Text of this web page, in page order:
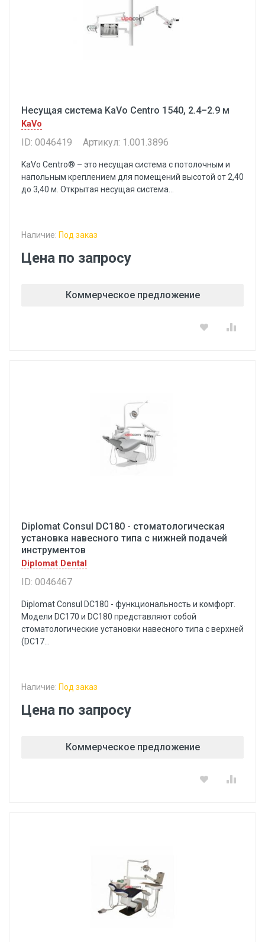
Несущая система KaVo Centro 1540, 2.4–2.9 м
KaVo
ID: 0046419 Артикул: 1.001.3896
KaVo Centro® – это несущая система с потолочным и
напольным креплением для помещений высотой от 2,40
до 3,40 м. Открытая несущая система...
Наличие: Под заказ
Цена по запросу
Коммерческое предложение
Diplomat Consul DC180 - стоматологическая
установка навесного типа с нижней подачей
инструментов
Diplomat Dental
ID: 0046467
Diplomat Consul DC180 - функциональность и комфорт.
Модели DC170 и DC180 представляют собой
стоматологические установки навесного типа с верхней
(DC17...
Наличие: Под заказ
Цена по запросу
Коммерческое предложение